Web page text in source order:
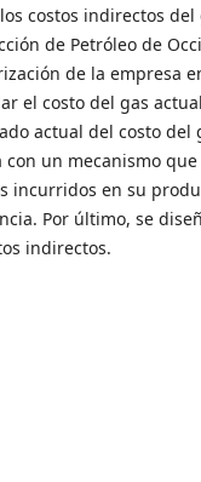
costos indirectos del
de Petróleo de
de la empresa
el costo del gas
actual del costo del
con un mecanismo
incurridos en su
Por último, se
indirectos.